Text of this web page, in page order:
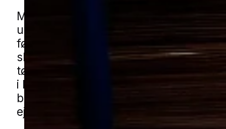
Møl kan være en stille og frustrerende
udfordring, fordi de ofte får lov at
før man opdager dem. De ses typisk i
skabe, opbevaringsrum og andre
tøj, uld, tørvarer eller lignende får lov
i længere tid. Når først møl har fået
brede sig til flere rum og gøre skade
ejendele og daglige rutiner.